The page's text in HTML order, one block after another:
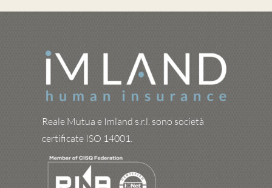
Reale Mutua e Imland s.r.l. sono società
certificate ISO 14001.